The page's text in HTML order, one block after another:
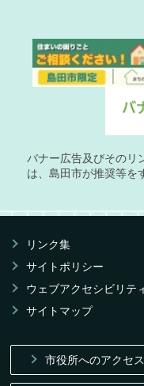
バナー広告及びそのリ
は、島田市が推奨等を
リンク集
サイトポリシー
ウェブアクセシビリテ
サイトマップ
市役所へのアクセス